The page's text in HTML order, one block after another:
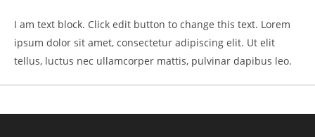
I am text block. Click edit button to change this text. Lorem
ipsum dolor sit amet, consectetur adipiscing elit. Ut elit
tellus, luctus nec ullamcorper mattis, pulvinar dapibus leo.